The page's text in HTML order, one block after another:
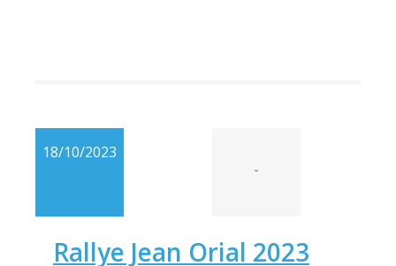
18/10/2023
-
Rallye Jean Orial 2023